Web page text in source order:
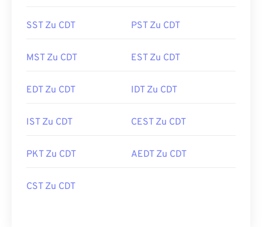
SST Zu CDT PST Zu CDT
MST Zu CDT EST Zu CDT
EDT Zu CDT IDT Zu CDT
IST Zu CDT CEST Zu CDT
PKT Zu CDT AEDT Zu CDT
CST Zu CDT